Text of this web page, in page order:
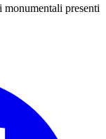
monumentali presenti